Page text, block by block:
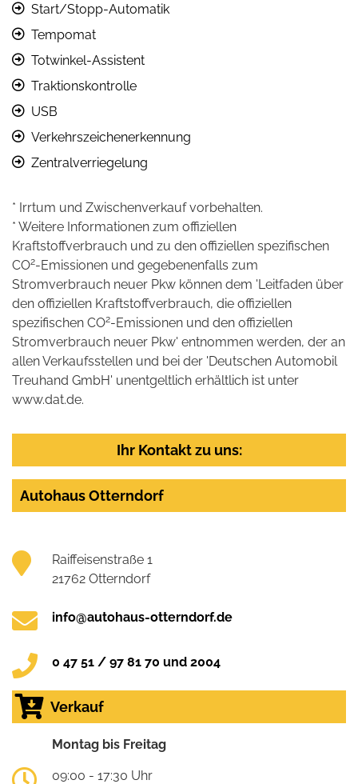
Start/Stopp-Automatik
Tempomat
Totwinkel-Assistent
Traktionskontrolle
USB
Verkehrszeichenerkennung
Zentralverriegelung
* Irrtum und Zwischenverkauf vorbehalten.
* Weitere Informationen zum offiziellen
Kraftstoffverbrauch und zu den offiziellen spezifischen
CO2-Emissionen und gegebenenfalls zum
Stromverbrauch neuer Pkw können dem 'Leitfaden über
den offiziellen Kraftstoffverbrauch, die offiziellen
spezifischen CO2-Emissionen und den offiziellen
Stromverbrauch neuer Pkw' entnommen werden, der an
allen Verkaufsstellen und bei der 'Deutschen Automobil
Treuhand GmbH' unentgeltlich erhältlich ist unter
www.dat.de.
Ihr Kontakt zu uns:
Autohaus Otterndorf
Raiffeisenstraße 1
21762 Otterndorf
info@autohaus-otterndorf.de
0 47 51 / 97 81 70 und 2004
Verkauf
Montag bis Freitag
09:00 - 17:30 Uhr